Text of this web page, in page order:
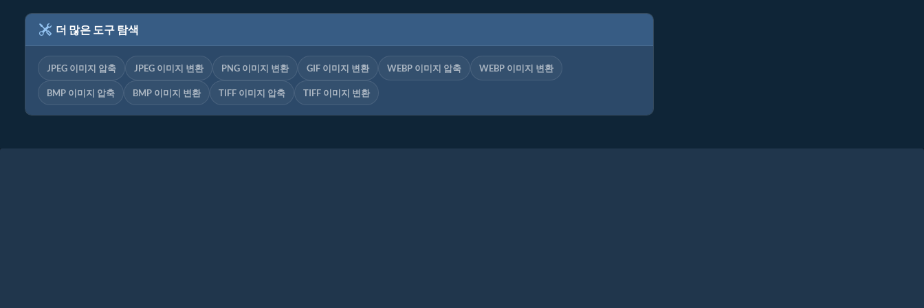
더 많은 도구 탐색
JPEG 이미지 압축 JPEG 이미지 변환 PNG 이미지 변환 GIF 이미지 변환 WEBP 이미지 압축 WEBP 이미지 변환
BMP 이미지 압축 BMP 이미지 변환 TIFF 이미지 압축 TIFF 이미지 변환